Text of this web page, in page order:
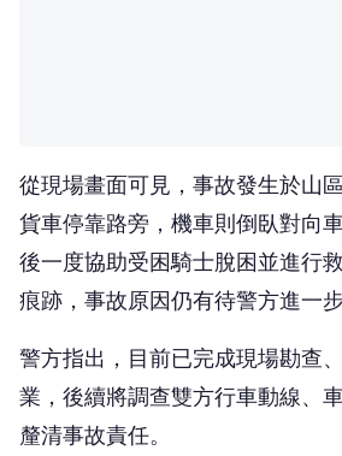
從現場畫面可見，事故發生於山
貨車停靠路旁，機車則倒臥對向
後一度協助受困騎士脫困並進行
痕跡，事故原因仍有待警方進一步